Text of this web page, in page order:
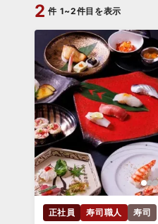
2 件 1~2件目を表示
正社員 寿司職人 寿司